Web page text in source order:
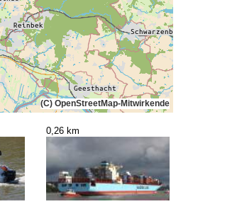
(C) OpenStreetMap-Mitwirkende
0,26 km